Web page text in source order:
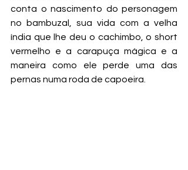
conta o nascimento do personagem
no bambuzal, sua vida com a velha
índia que lhe deu o cachimbo, o short
vermelho e a carapuça mágica e a
maneira como ele perde uma das
pernas numa roda de capoeira.